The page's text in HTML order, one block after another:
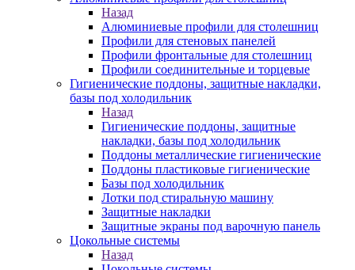
Назад
Алюминиевые профили для столешниц
Профили для стеновых панелей
Профили фронтальные для столешниц
Профили соединительные и торцевые
Гигиенические поддоны, защитные накладки,
базы под холодильник
Назад
Гигиенические поддоны, защитные
накладки, базы под холодильник
Поддоны металлические гигиенические
Поддоны пластиковые гигиенические
Базы под холодильник
Лотки под стиральную машину
Защитные накладки
Защитные экраны под варочную панель
Цокольные системы
Назад